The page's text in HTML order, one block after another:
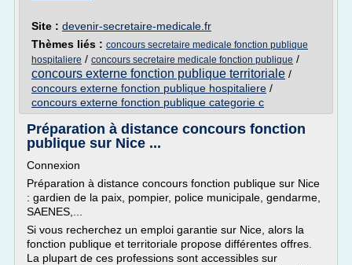
Site : devenir-secretaire-medicale.fr
Thèmes liés : concours secretaire medicale fonction publique
hospitaliere / concours secretaire medicale fonction publique /
concours externe fonction publique territoriale /
concours externe fonction publique hospitaliere /
concours externe fonction publique categorie c
Préparation à distance concours fonction
publique sur Nice ...
Connexion
Préparation à distance concours fonction publique sur Nice
: gardien de la paix, pompier, police municipale, gendarme,
SAENES,...
Si vous recherchez un emploi garantie sur Nice, alors la
fonction publique et territoriale propose différentes offres.
La plupart de ces professions sont accessibles sur